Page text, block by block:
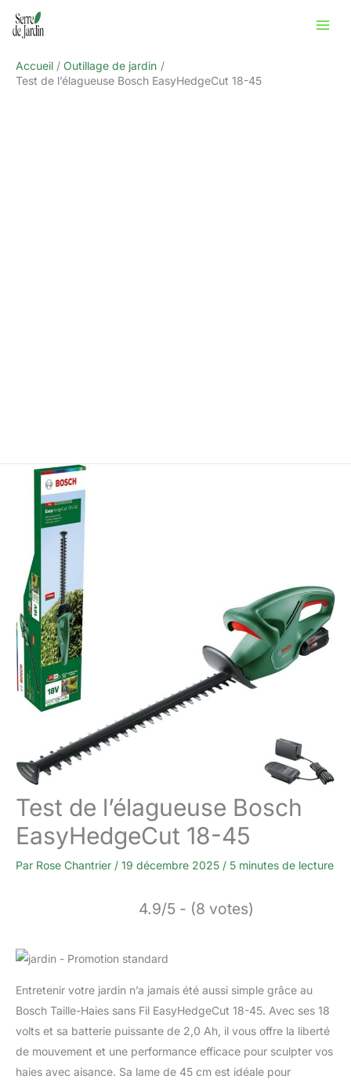
Accueil
Outillage de jardin
Test de l’élagueuse Bosch EasyHedgeCut 18-45
Test de l’élagueuse Bosch
EasyHedgeCut 18-45
Par Rose Chantrier / 19 décembre 2025 / 5 minutes de lecture
4.9/5 - (8 votes)
Entretenir votre jardin n’a jamais été aussi simple grâce au
Bosch Taille-Haies sans Fil EasyHedgeCut 18-45. Avec ses 18
volts et sa batterie puissante de 2,0 Ah, il vous offre la liberté
de mouvement et une performance efficace pour sculpter vos
haies avec aisance. Sa lame de 45 cm est idéale pour
Rechercher